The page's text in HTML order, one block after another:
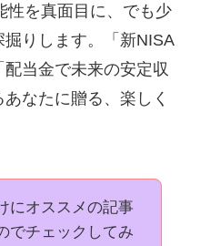
性を真面目に、でも少
掘りします。「新NISA
当金で未来の安定収
なたに贈る、楽しく
にオススメの記事
でチェックしてみ